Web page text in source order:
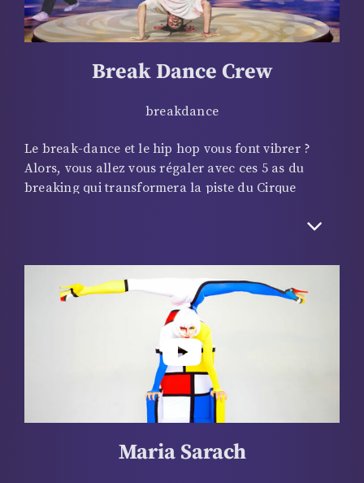
Break Dance Crew
breakdance
Le break-dance et le hip hop vous font vibrer ?
Alors, vous allez vous régaler avec ces 5 as du
breaking qui transformera la piste du Cirque
et sont issus de l’univers urbain parisien ; ils vont
acrobatiques endiablées. Quand elle ne se produit
pas dans des salles de spectacles, la troupe
propose jams et des battles d’enfer, mais aussi des
cours pour promouvoir cette culture qui s’est
développée dans le Bronx et qu’elle sert avec grand
Maria Sarach